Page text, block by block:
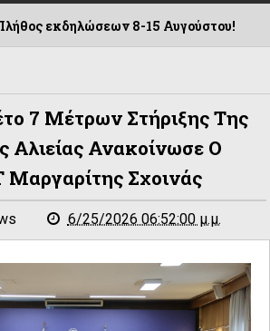
8-15 Αυγούστου!
7 Μέτρων Στήριξης Της
Αλιείας Ανακοίνωσε Ο
Σχοινάς
6/25/2026 06:52:00 μ.μ.